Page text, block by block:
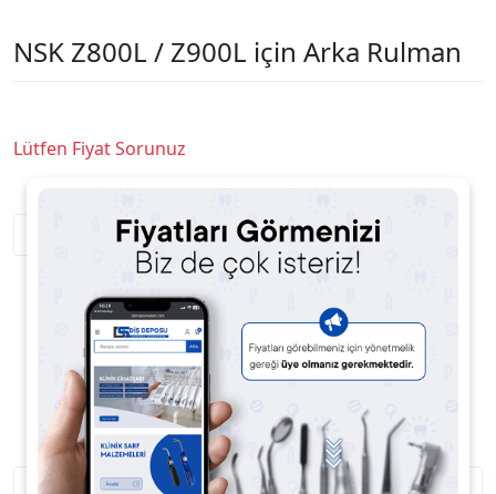
NSK Z800L / Z900L için Arka Rulman
Lütfen Fiyat Sorunuz
Satıcıya Soru Sor
Ürün Açıklaması Ürün Yorumları